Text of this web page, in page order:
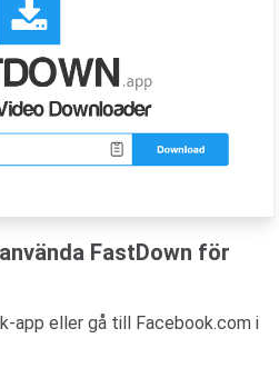
FastDown för
app eller gå till Facebook.com i